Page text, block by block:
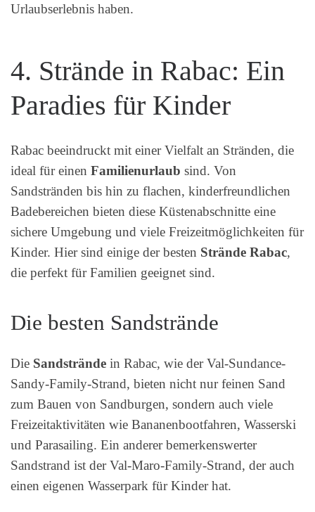
Urlaubserlebnis haben.
4. Strände in Rabac: Ein
Paradies für Kinder
Rabac beeindruckt mit einer Vielfalt an Stränden, die
ideal für einen Familienurlaub sind. Von
Sandstränden bis hin zu flachen, kinderfreundlichen
Badebereichen bieten diese Küstenabschnitte eine
sichere Umgebung und viele Freizeitmöglichkeiten für
Kinder. Hier sind einige der besten Strände Rabac,
die perfekt für Familien geeignet sind.
Die besten Sandstrände
Die Sandstrände in Rabac, wie der Val-Sundance-
Sandy-Family-Strand, bieten nicht nur feinen Sand
zum Bauen von Sandburgen, sondern auch viele
Freizeitaktivitäten wie Bananenbootfahren, Wasserski
und Parasailing. Ein anderer bemerkenswerter
Sandstrand ist der Val-Maro-Family-Strand, der auch
einen eigenen Wasserpark für Kinder hat.